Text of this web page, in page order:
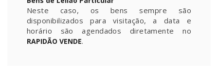
Neste caso, os bens sempre são
disponibilizados para visitação, a data e
horário são agendados diretamente no
RAPIDÃO VENDE.